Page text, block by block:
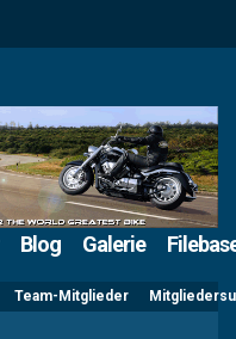
Blog Galerie
Team-Mitglieder